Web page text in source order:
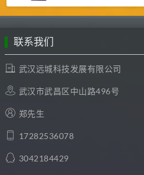
联系我们
武汉远城科技发展有限公司
武汉市武昌区中山路496号
郑先生
17282536078
3042184429